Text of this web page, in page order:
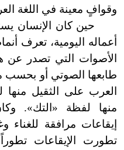
وقوافٍ معينة في اللغة
حين كان الإنسان
أعماله اليومية، تعرف
الأصوات التي تصدر عن
طابعها الصوتي أو بحسب
العرب على الثقيل منها
منها لفظة «التك»
.
إيقاعات مرافقة
تطورت الإيقاعات